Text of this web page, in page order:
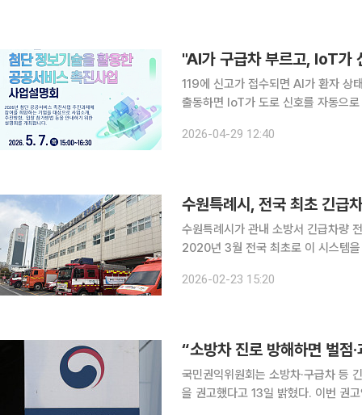
"AI가 구급차 부르고, IoT
119에 신고가 접수되면 AI가 환자 상
출동하면 IoT가 도로 신호를 자동으
물인터넷(IoT) 등 첨단기술을 공공서
2026-04-29 12:40
수원특례시가 관내 소방서 긴급차량
2020년 3월 전국 최초로 이 시스템
었다. 수원시 도시안전통합센터 교
2026-02-23 15:20
국민권익위원회는 소방차·구급차 등
을 권고했다고 13일 밝혔다. 이번 권고안에는 출동 지장 행위에 대한 누적 위반 과태료 강화, 양보